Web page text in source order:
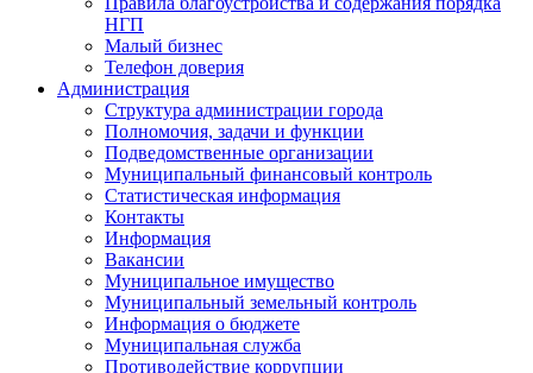
НГП
Малый бизнес
Телефон доверия
Администрация
Структура администрации города
Полномочия, задачи и функции
Подведомственные организации
Муниципальный финансовый контроль
Статистическая информация
Контакты
Информация
Вакансии
Муниципальное имущество
Муниципальный земельный контроль
Информация о бюджете
Муниципальная служба
Противодействие коррупции